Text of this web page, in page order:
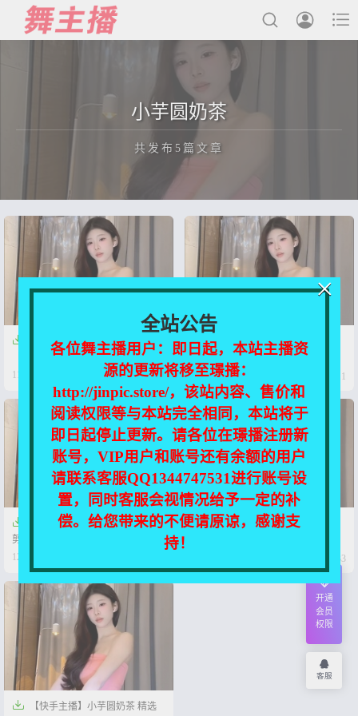



充值&解压说明
用户中心
会员登陆
小芋圆奶茶
共发布5篇文章
正在为您加载新内容

【抖音】小芋圆奶茶 精选热舞
【51V-2.2G】
11个月前
 0  11

【快手主播】小芋圆奶茶 舞蹈
剪辑【51V-2.2G】
12个月前
11

【快手主播】小芋圆奶茶 舞蹈
剪辑【51V-2.2G】
12个月前
 【快手】小芋圆奶茶 直播热舞
33
 【快手主播】小芋圆奶茶 精选
全站公告
各位舞主播用户：即日起，本站主播资
源的更新将移至璟播：
http://jinpic.store/，该站内容、售价和
阅读权限等与本站完全相同，本站将于
即日起停止更新。请各位在璟播注册新
账号，VIP用户和账号还有余额的用户
请联系客服QQ1344747531进行账号设
置，同时客服会视情况给予一定的补
偿。给您带来的不便请原谅，感谢支
持！
×
开通
会员
权限
客服